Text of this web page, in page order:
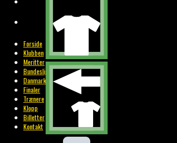
Forside
Klubben
Meritter
Bundesliga
Danmark
Finaler
Trænere
Klopp
Billetter
Kontakt